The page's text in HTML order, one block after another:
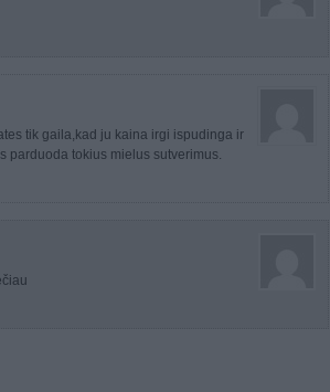
tik gaila,kad ju kaina irgi ispudinga ir
parduoda tokius mielus sutverimus.